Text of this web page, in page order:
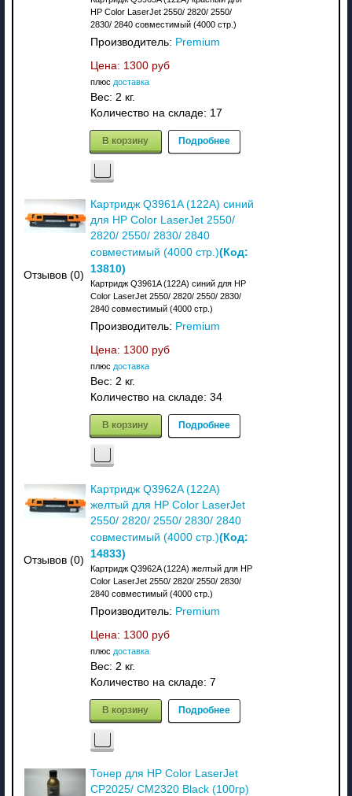
HP Color LaserJet 2550/ 2820/ 2550/
2830/ 2840 совместимый (4000 стр.)
Производитель: Premium
Цена: 1300 руб
плюс доставка
Вес: 2 кг.
Количество на складе: 17
В корзину Подробнее
Отзывов (0)
Картридж Q3961A (122A) синий
для HP Color LaserJet 2550/
2820/ 2550/ 2830/ 2840
совместимый (4000 стр.)(Код:
13810)
Картридж Q3961A (122A) синий для HP
Color LaserJet 2550/ 2820/ 2550/ 2830/
2840 совместимый (4000 стр.)
Производитель: Premium
Цена: 1300 руб
плюс доставка
Вес: 2 кг.
Количество на складе: 34
В корзину Подробнее
Отзывов (0)
Картридж Q3962A (122A)
желтый для HP Color LaserJet
2550/ 2820/ 2550/ 2830/ 2840
совместимый (4000 стр.)(Код:
14833)
Картридж Q3962A (122A) желтый для HP
Color LaserJet 2550/ 2820/ 2550/ 2830/
2840 совместимый (4000 стр.)
Производитель: Premium
Цена: 1300 руб
плюс доставка
Вес: 2 кг.
Количество на складе: 7
В корзину Подробнее
Тонер для HP Color LaserJet
CP2025/ CM2320 Black (100гр)